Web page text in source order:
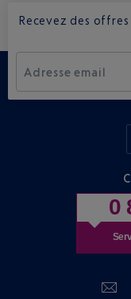
Recevez des
Adresse email
0